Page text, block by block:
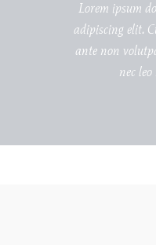
Lorem ipsum
adipiscing elit.
ante non
nec